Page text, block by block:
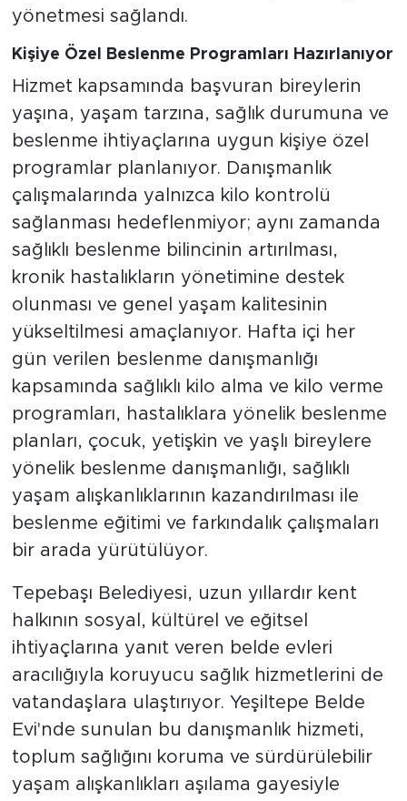
yönetmesi sağlandı.
Kişiye Özel Beslenme Programları Hazırlanıyor
Hizmet kapsamında başvuran bireylerin
yaşına, yaşam tarzına, sağlık durumuna ve
beslenme ihtiyaçlarına uygun kişiye özel
programlar planlanıyor. Danışmanlık
çalışmalarında yalnızca kilo kontrolü
sağlanması hedeflenmiyor; aynı zamanda
sağlıklı beslenme bilincinin artırılması,
kronik hastalıkların yönetimine destek
olunması ve genel yaşam kalitesinin
yükseltilmesi amaçlanıyor. Hafta içi her
gün verilen beslenme danışmanlığı
kapsamında sağlıklı kilo alma ve kilo verme
programları, hastalıklara yönelik beslenme
planları, çocuk, yetişkin ve yaşlı bireylere
yönelik beslenme danışmanlığı, sağlıklı
yaşam alışkanlıklarının kazandırılması ile
beslenme eğitimi ve farkındalık çalışmaları
bir arada yürütülüyor.
Tepebaşı Belediyesi, uzun yıllardır kent
halkının sosyal, kültürel ve eğitsel
ihtiyaçlarına yanıt veren belde evleri
aracılığıyla koruyucu sağlık hizmetlerini de
vatandaşlara ulaştırıyor. Yeşiltepe Belde
Evi'nde sunulan bu danışmanlık hizmeti,
toplum sağlığını koruma ve sürdürülebilir
yaşam alışkanlıkları aşılama gayesiyle